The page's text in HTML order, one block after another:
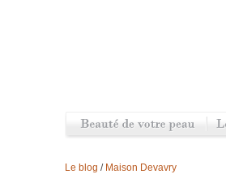
Le blog / Maison Devavry